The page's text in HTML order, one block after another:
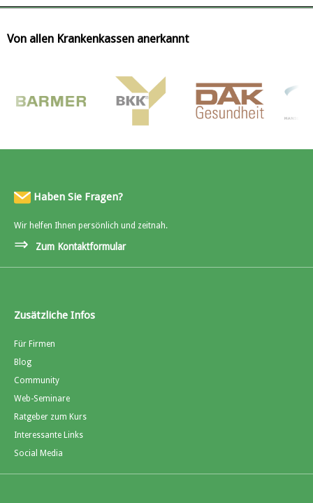
Von allen Krankenkassen anerkannt
Haben Sie Fragen?
Wir helfen Ihnen persönlich und zeitnah.
⇒ Zum Kontaktformular
Zusätzliche Infos
Für Firmen
Blog
Community
Web-Seminare
Ratgeber zum Kurs
Interessante Links
Social Media